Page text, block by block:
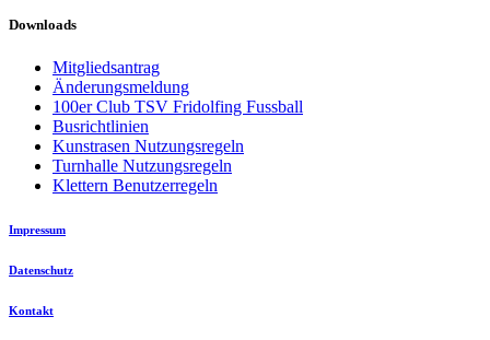
Downloads
Mitgliedsantrag
Änderungsmeldung
100er Club TSV Fridolfing Fussball
Busrichtlinien
Kunstrasen Nutzungsregeln
Turnhalle Nutzungsregeln
Klettern Benutzerregeln
Impressum
Datenschutz
Kontakt